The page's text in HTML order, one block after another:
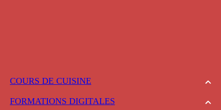
COURS DE CUISINE
FORMATIONS DIGITALES